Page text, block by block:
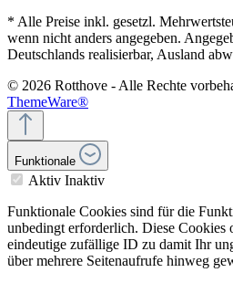
* Alle Preise inkl. gesetzl.
wenn nicht anders angegeben.
Deutschlands realisierbar, Ausland
© 2026 Rotthove - Alle Rechte
ThemeWare®
Funktionale
Aktiv Inaktiv
Funktionale Cookies sind für die
unbedingt erforderlich. Diese Cookies
eindeutige zufällige ID zu damit Ihr
über mehrere Seitenaufrufe hinweg